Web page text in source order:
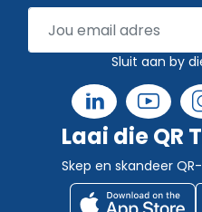
Sluit aan by
Laai die QR
Skep en skandeer